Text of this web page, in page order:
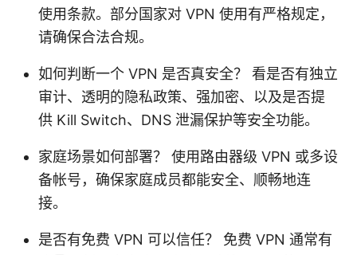
使用条款。部分国家对 VPN 使用有严格规定，
请确保合法合规。
如何判断一个 VPN 是否真安全？ 看是否有独立
审计、透明的隐私政策、强加密、以及是否提
供 Kill Switch、DNS 泄漏保护等安全功能。
家庭场景如何部署？ 使用路由器级 VPN 或多设
备帐号，确保家庭成员都能安全、顺畅地连
接。
是否有免费 VPN 可以信任？ 免费 VPN 通常有